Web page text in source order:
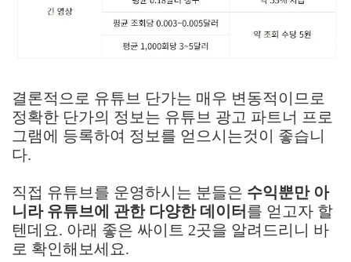
결론적으로 유튜브 단가는 매우 변동적이므로
정확한 단가의 정보는 유튜브 광고 파트너 프로
그램에 등록하여 정보를 얻으시는것이 좋습니
다.
직접 유튜브를 운영하시는 분들은 수익뿐만 아
니라 유튜브에 관한 다양한 데이터 를 얻고자 할
텐데요. 아래 좋은 싸이트 2곳을 알려드리니 바
로 확인해보세요.